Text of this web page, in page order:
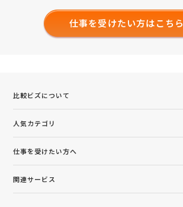
仕事を受けたい方はこちら
比較ビズについて
人気カテゴリ
仕事を受けたい方へ
関連サービス